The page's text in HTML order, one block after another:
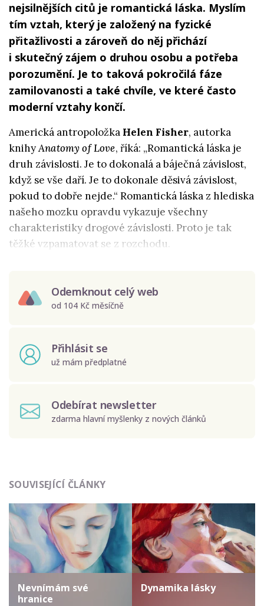
nejsilnějších citů je romantická láska. Myslím
tím vztah, který je založený na fyzické
přitažlivosti a zároveň do něj přichází
i skutečný zájem o druhou osobu a potřeba
porozumění. Je to taková pokročilá fáze
zamilovanosti a také chvíle, ve které často
moderní vztahy končí.
Americká antropoložka Helen Fisher, autorka
knihyAnatomy of Love, říká: „Romantická láska je
druh závislosti. Je to dokonalá a báječná závislost,
když se vše daří. Je to dokonale děsivá závislost,
pokud to dobře nejde.“ Romantická láska z hlediska
našeho mozku opravdu vykazuje všechny
charakteristiky drogové závislosti. Proto je tak
těžké vzpamatovat se z rozchodu.
Odemknout celý web
od 104 Kč měsíčně
Přihlásit se
už mám předplatné
Odebírat newsletter
zdarma hlavní myšlenky z nových článků
údajů.
SOUVISEJÍCÍ ČLÁNKY
Nevnímám své
hranice
Dynamika lásky